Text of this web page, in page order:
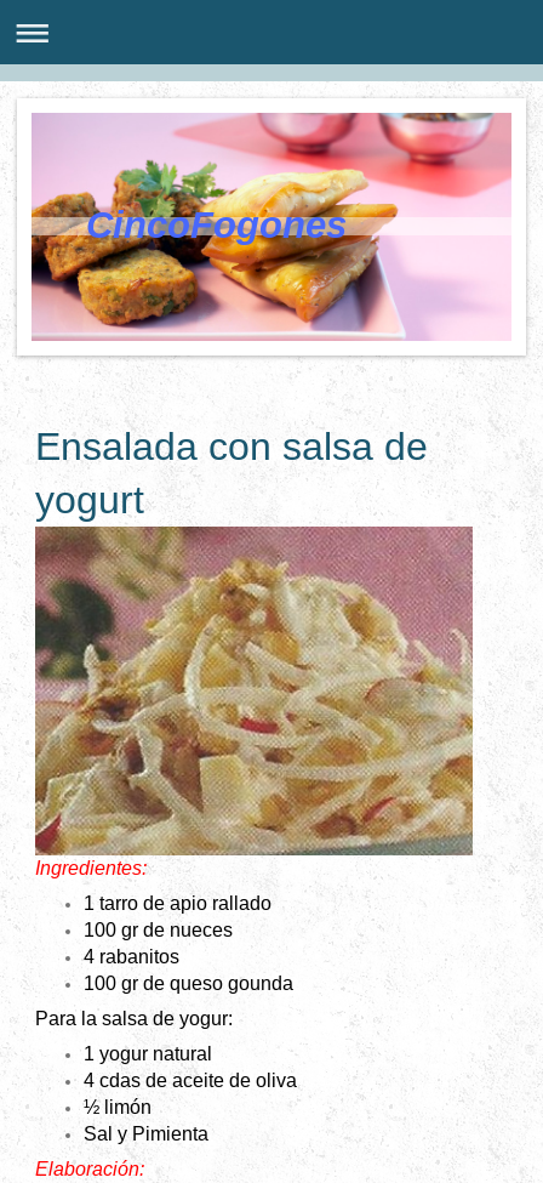
CincoFogones
Ensalada con salsa de
yogurt
Ingredientes:
1 tarro de apio rallado
100 gr de nueces
4 rabanitos
100 gr de queso gounda
Para la salsa de yogur:
1 yogur natural
4 cdas de aceite de oliva
½ limón
Sal y Pimienta
Elaboración: